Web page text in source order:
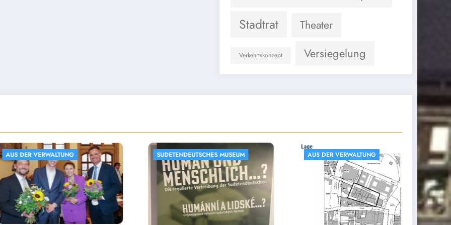
Stadtrat Theater
Verkehrtskonzept Versiegelung
SUDETENDEUTSCHES MUSEUM AUS DER VERWALTUNG AUS DER VERWALTUNG